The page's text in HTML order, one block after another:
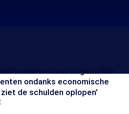
ondanks economische
de schulden oplopen'